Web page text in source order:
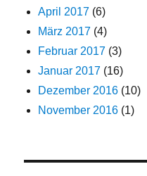
April 2017 (6)
März 2017 (4)
Februar 2017 (3)
Januar 2017 (16)
Dezember 2016 (10)
November 2016 (1)